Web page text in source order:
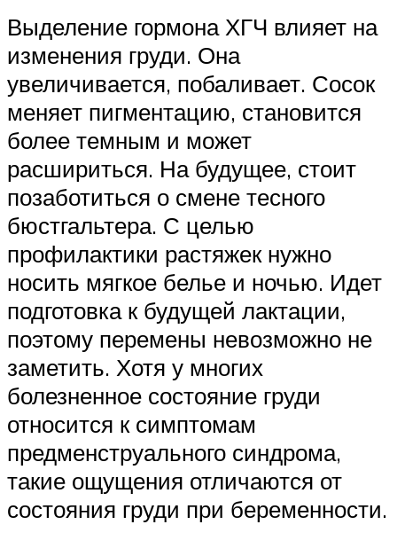
Выделение гормона ХГЧ влияет на
изменения груди. Она
увеличивается, побаливает. Сосок
меняет пигментацию, становится
более темным и может
расшириться. На будущее, стоит
позаботиться о смене тесного
бюстгальтера. С целью
профилактики растяжек нужно
носить мягкое белье и ночью. Идет
подготовка к будущей лактации,
поэтому перемены невозможно не
заметить. Хотя у многих
болезненное состояние груди
относится к симптомам
предменструального синдрома,
такие ощущения отличаются от
состояния груди при беременности.